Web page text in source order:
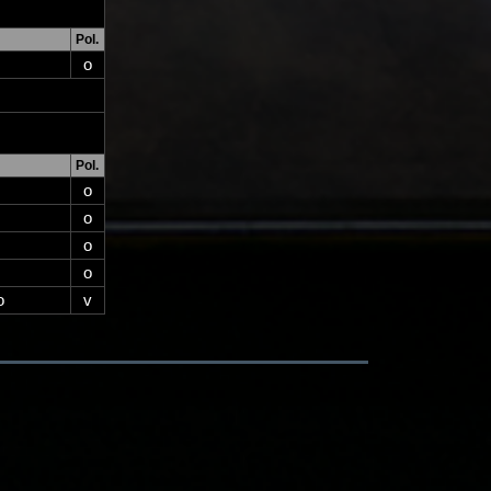
Pol.
o
Pol.
o
o
o
o
v